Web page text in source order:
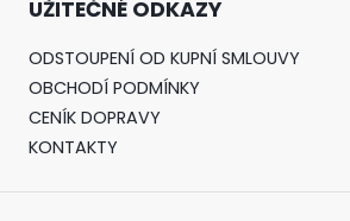
UŽITEČNÉ ODKAZY
ODSTOUPENÍ OD KUPNÍ SMLOUVY
OBCHODÍ PODMÍNKY
CENÍK DOPRAVY
KONTAKTY